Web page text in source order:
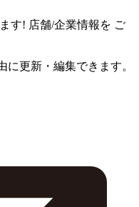
す! 店舗/企業情報を ご
更新・編集できます。